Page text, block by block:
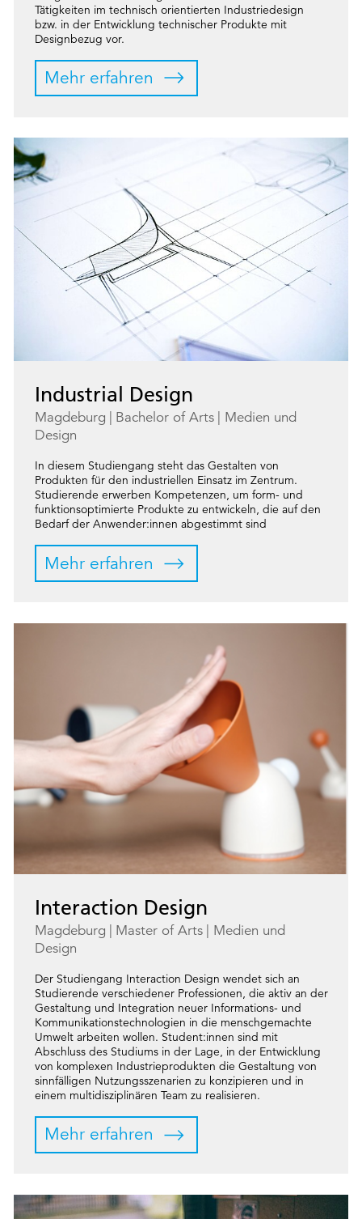
Tätigkeiten im technisch orientierten Industriedesign
bzw. in der Entwicklung technischer Produkte mit
Designbezug vor.
Mehr erfahren
Industrial Design
Magdeburg Bachelor of Arts
Medien und
Design
In diesem Studiengang steht das Gestalten von
Produkten für den industriellen Einsatz im Zentrum.
Studierende erwerben Kompetenzen, um form- und
funktionsoptimierte Produkte zu entwickeln, die auf den
Bedarf der Anwender:innen abgestimmt sind
Mehr erfahren
Interaction Design
Magdeburg Master of Arts
Medien und
Design
Der Studiengang Interaction Design wendet sich an
Studierende verschiedener Professionen, die aktiv an der
Gestaltung und Integration neuer Informations- und
Kommunikationstechnologien in die menschgemachte
Umwelt arbeiten wollen. Student:innen sind mit
Abschluss des Studiums in der Lage, in der Entwicklung
von komplexen Industrieprodukten die Gestaltung von
sinnfälligen Nutzungsszenarien zu konzipieren und in
einem multidisziplinären Team zu realisieren.
Mehr erfahren